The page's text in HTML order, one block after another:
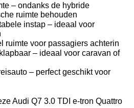
– ondanks de hybride
ruimte behouden
instap – ideaal voor
ruimte voor passagiers achterin
– ideaal voor caravan of
– perfect geschikt voor
Audi Q7 3.0 TDI e-tron Quattro